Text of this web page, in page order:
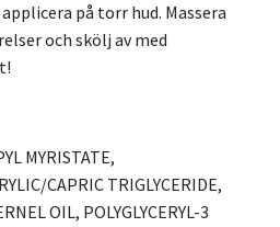
på torr hud. Massera
och skölj av med
MYRISTATE,
CAPRIC TRIGLYCERIDE,
OIL, POLYGLYCERYL-3